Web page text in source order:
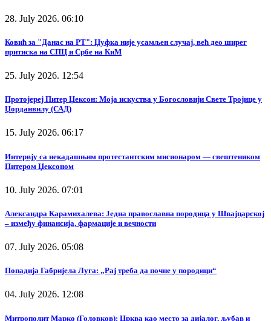
28. July 2026. 06:10
Ковић за "Данас на РТ": Џуфка није усамљен случај, већ део ширег
притиска на СПЦ и Србе на КиМ
25. July 2026. 12:54
Протојереј Питер Џексон: Моја искуства у Богословији Свете Тројице у
Џорданвилу (САД)
15. July 2026. 06:17
Интервју са некадашњим протестантским мисионаром — свештеником
Питером Џексоном
10. July 2026. 07:01
Александра Карамихалева: Једна православна породица у Швајцарској
– између финансија, фармације и вечности
07. July 2026. 05:08
Попадија Габријела Луга: „Рај треба да почне у породици“
04. July 2026. 12:08
Митрополит Марко (Головков): Црква као место за дијалог, љубав и